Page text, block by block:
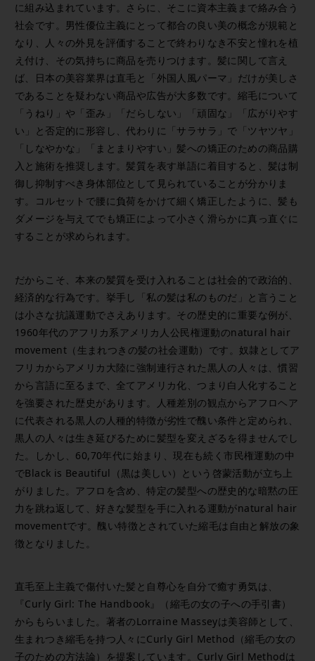
に組み込まれています。さらに、そこに資本主義まで絡み合う
社会です。男性優位主義にとって都合の良い美の概念が規範と
なり、人々の外見を評価することで終わりなき不安と憧れを植
え付け、その気持ちに商品を売りつけます。髪に関して言え
ば、日本の美容業界は直毛と「外国人風パーマ」だけが美しさ
であることを疑わない商品や広告が大多数です。縮毛について
「うねり」や「歪み」「だらしない」「頑固な」「広がりやす
い」と否定的に形容し、代わりに「サラサラ」で「ツヤツヤ」
「しなやかな」「まとまりやすい」髪への矯正のための商品購
入と施術を推奨します。髪質を表す単語に着目すると、髪は制
御し抑制すべき身体部位として見られていることが分かりま
す。コルセットで腰に負荷をかけて細く矯正したように、髪も
ダメージを与えてでも矯正によって小さく滑らかに真っ直ぐに
することが求められます。
だからこそ、本来の髪質を受け入れることは社会的で政治的、
経済的な行為です。挙手し「私の髪は私のものだ」と言うこと
は小さな抗議運動でさえあります。その歴史的に重要な例が、
1960年代のアフリカ系アメリカ人公民権運動のnatural hair
movement（生まれつきの髪の社会運動）です。奴隷としてア
フリカからアメリカ大陸に強制連行された黒人の人々は、慣習
から言語に至るまで、全てアメリカ化、つまり白人化すること
を強要された歴史があります。人種差別の観点からアフロヘア
に代表される黒人の人種的特徴が劣性で醜い条件と定められ、
黒人の人々は生き延びるために髪型を変えざるを得ませんでし
た。しかし、60,70年代に始まり、現在も続く市民権運動の中
でBlack is Beautiful（黒は美しい）という啓蒙活動が立ち上
がりました。アフロを含め、特定の髪型への歴史的な暗黙の圧
力を跳ね返して、好きな髪型を手に入れる運動がnatural hair
movementです。醜い特徴とされていた縮毛は自由と解放の象
徴となりました。
直毛至上主義で傷付いた髪と自尊心を自分で癒す勇気は、
『Curly Girl: The Handbook』（縮毛の女の子への手引書）
からもらいました。著者のLorraine Masseyは美容師として、
生まれつき縮毛を持つ人々にCurly Girl Method（縮毛の女の
子のための方法論）を提案しています。Curly Girl Methodは